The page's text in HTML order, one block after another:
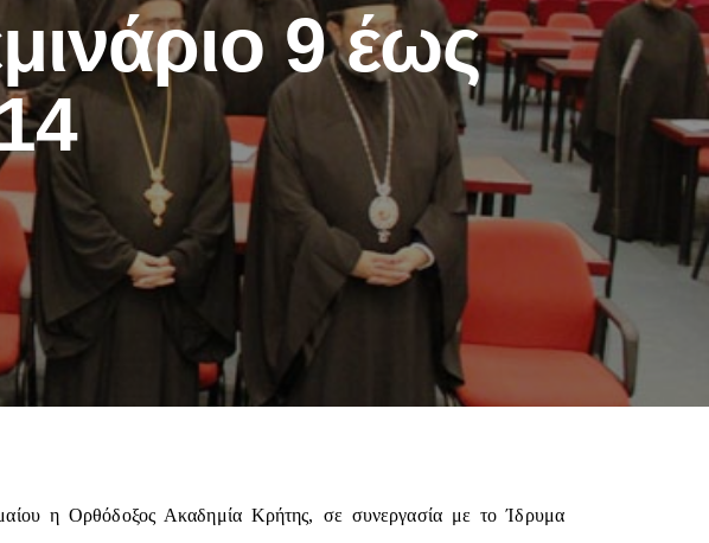
9 έως
η Ορθόδοξος Ακαδημία Κρήτης, σε συνεργασία με το Ίδρυμα